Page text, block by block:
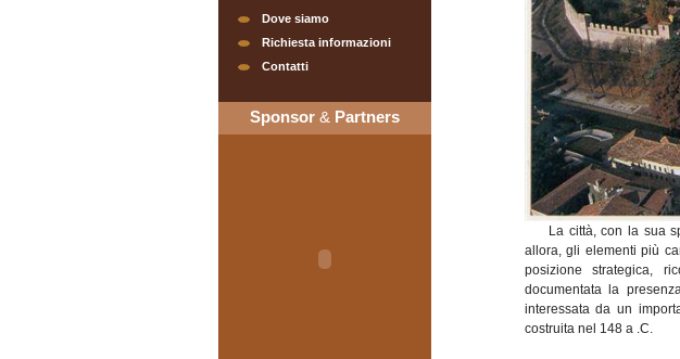
Dove siamo
Richiesta informazioni
Contatti
Sponsor& Partners
La città, con la sua
allora, gli elementi più
posizione strategica,
documentata la
interessata da un
costruita nel 148 a .C.